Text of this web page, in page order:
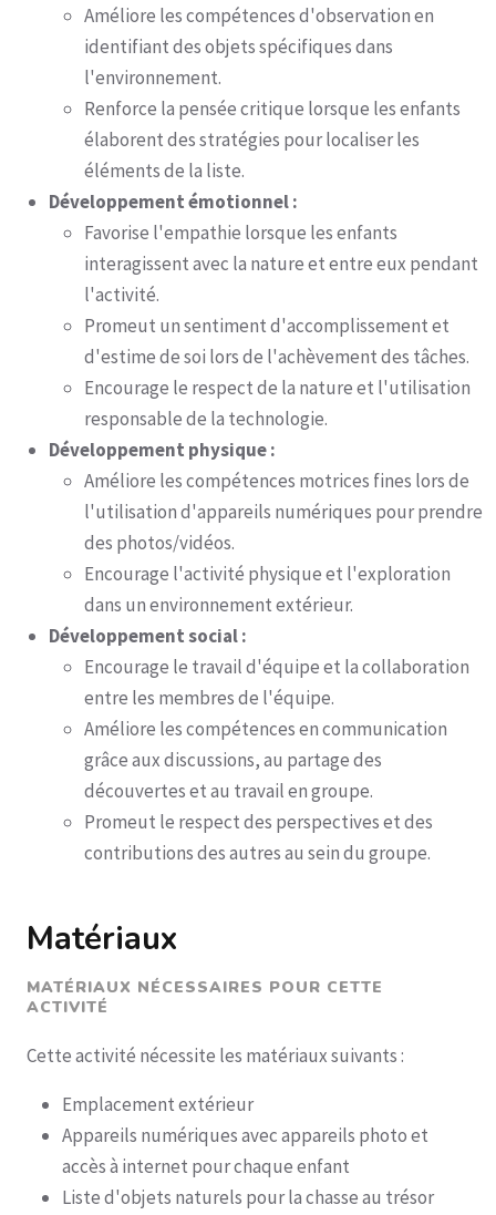
Améliore les compétences d'observation en
identifiant des objets spécifiques dans
l'environnement.
Renforce la pensée critique lorsque les enfants
élaborent des stratégies pour localiser les
éléments de la liste.
Développement émotionnel :
Favorise l'empathie lorsque les enfants
interagissent avec la nature et entre eux pendant
l'activité.
Promeut un sentiment d'accomplissement et
d'estime de soi lors de l'achèvement des tâches.
Encourage le respect de la nature et l'utilisation
responsable de la technologie.
Développement physique :
Améliore les compétences motrices fines lors de
l'utilisation d'appareils numériques pour prendre
des photos/vidéos.
Encourage l'activité physique et l'exploration
dans un environnement extérieur.
Développement social :
Encourage le travail d'équipe et la collaboration
entre les membres de l'équipe.
Améliore les compétences en communication
grâce aux discussions, au partage des
découvertes et au travail en groupe.
Promeut le respect des perspectives et des
contributions des autres au sein du groupe.
Matériaux
MATÉRIAUX NÉCESSAIRES POUR CETTE
ACTIVITÉ
Cette activité nécessite les matériaux suivants :
Emplacement extérieur
Appareils numériques avec appareils photo et
accès à internet pour chaque enfant
Liste d'objets naturels pour la chasse au trésor